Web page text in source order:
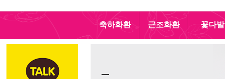
축하화환 근조화환 꽃다발